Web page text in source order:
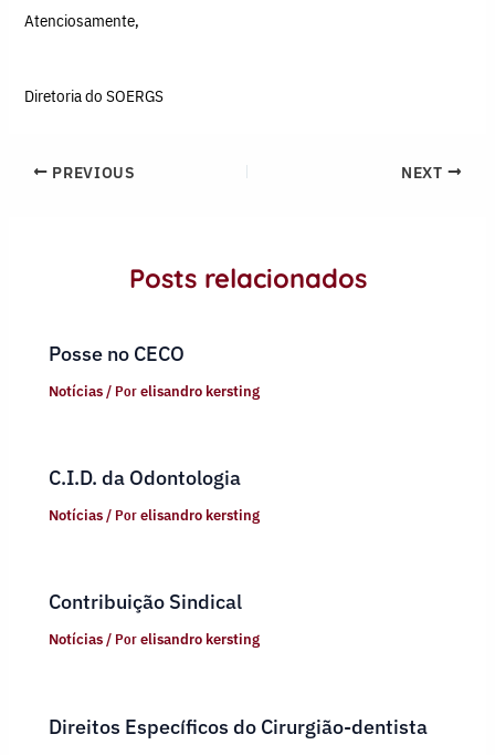
Atenciosamente,
Diretoria do SOERGS
PREVIOUS NEXT
Posts relacionados
Posse no CECO
Notícias/ Porelisandro kersting
C.I.D. da Odontologia
Notícias/ Porelisandro kersting
Contribuição Sindical
Notícias/ Porelisandro kersting
Direitos Específicos do Cirurgião-dentista